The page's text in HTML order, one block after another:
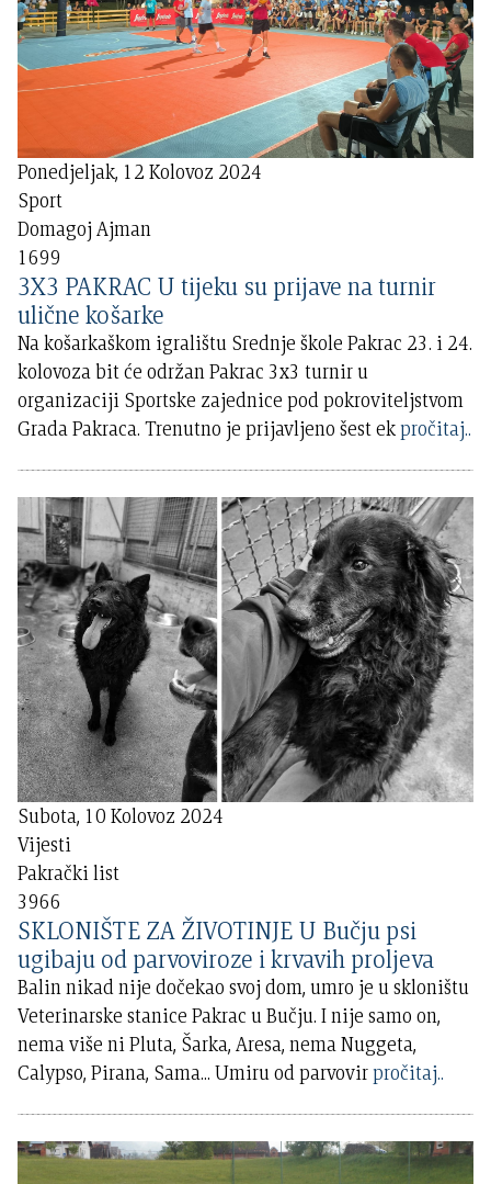
Ponedjeljak, 12 Kolovoz 2024
Sport
Domagoj Ajman
1699
3X3 PAKRAC U tijeku su prijave na turnir
ulične košarke
Na košarkaškom igralištu Srednje škole Pakrac 23. i 24.
kolovoza bit će održan Pakrac 3x3 turnir u
organizaciji Sportske zajednice pod pokroviteljstvom
Grada Pakraca. Trenutno je prijavljeno šest ekpročitaj..
Subota, 10 Kolovoz 2024
Vijesti
Pakrački list
3966
SKLONIŠTE ZA ŽIVOTINJE U Bučju psi
ugibaju od parvoviroze i krvavih proljeva
Balin nikad nije dočekao svoj dom, umro je u skloništu
Veterinarske stanice Pakrac u Bučju. I nije samo on,
nema više ni Pluta, Šarka, Aresa, nema Nuggeta,
Calypso, Pirana, Sama... Umiru od parvovirpročitaj..